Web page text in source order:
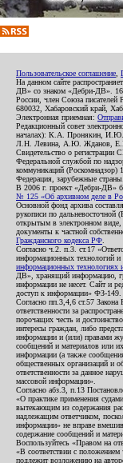
Пользовательское соглашение
На данном сайте
ДВ» со знаком «Дебри-ДВ».
России, член Союза
680032, Хабаровский край,
Электронная приемная:
Редакционный совет
началах): К.А. Пронякин,
Л.Н. Левина, А.Ю. Жданов,
Свидетельство о
Федеральной службой по
коммуникаций (Роскомнадзор)
Федерация, зарубежные страны.
В 2006 г. проект «Дебри-ДВ»
№ 125 «Об архивном деле в
Основной фонд архива
рукописи по дальневосточной
открытым в электронном виде,
документы к частной
Гражданского кодекса РФ
Согласно ч.2. п.3. ст.17
информационных технологий
информационных
ДВ», хранящий информацию,
информации не несет. Сайт и
доступ к информации» ФЗ-149.
Согласно пп.3,4,6 ст.57
ответственности за
порочащих честь и
интересы граждан, либо
информации и (или) правами
сообщений и материалов или
информации (а также
общественных организаций и
ответственности за данное
массовой информации».
Согласно абз.3, п.13
«О практике применения
вытекающим из содержания
надлежащим ответчиком,
информации» не вправе
содержание сообщений и
Воспользуйтесь «Правом на
«В соответствии с
подлежит возложению на